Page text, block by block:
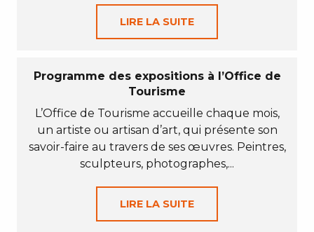
LIRE LA SUITE
Programme des expositions à l’Office de
Tourisme
L’Office de Tourisme accueille chaque mois,
un artiste ou artisan d’art, qui présente son
savoir-faire au travers de ses œuvres. Peintres,
sculpteurs, photographes,...
LIRE LA SUITE